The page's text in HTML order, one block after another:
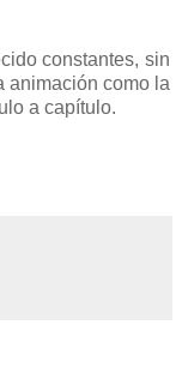
constantes, sin
animación como la
a capítulo.